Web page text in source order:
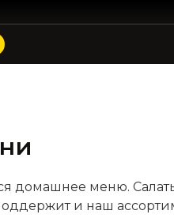
домашнее меню.
и наш